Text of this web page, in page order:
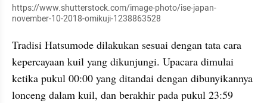
https://www.shutterstock.com/image-photo/ise-japan-
november-10-2018-omikuji-1238863528
Tradisi Hatsumode dilakukan sesuai dengan tata cara
kepercayaan kuil yang dikunjungi. Upacara dimulai
ketika pukul 00:00 yang ditandai dengan dibunyikannya
lonceng dalam kuil, dan berakhir pada pukul 23:59